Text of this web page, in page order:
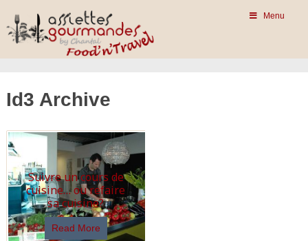
Menu
Id3 Archive
Suivre un cours de
cuisine… ou refaire
sa cuisine?
Read More